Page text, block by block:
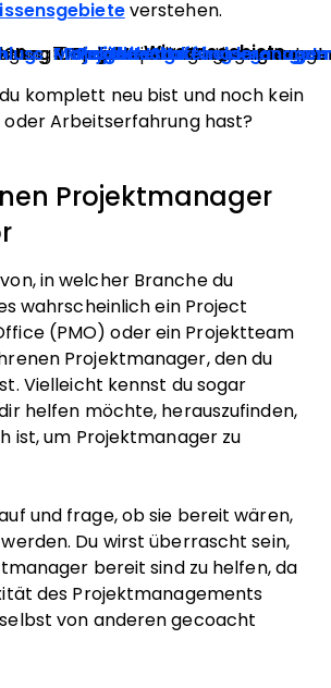
verstehen.
Wissensgebiete
1.
2. Projektumfangsmanagement
3. Projektzeitmanagement
4.Projektkostenmanagement
5. Projektqualitätsmanagement
6.
7.
8. Projektrisiko-Management
9.
10.
Projekt-Stakeholder-Management
komplett neu bist und noch kein
oder Arbeitserfahrung hast?
Projektmanager
in welcher Branche du
wahrscheinlich ein Project
(PMO) oder ein Projektteam
Projektmanager, den du
Vielleicht kennst du sogar
helfen möchte, herauszufinden,
ist, um Projektmanager zu
und frage, ob sie bereit wären,
Du wirst überrascht sein,
bereit sind zu helfen, da
des Projektmanagements
von anderen gecoacht